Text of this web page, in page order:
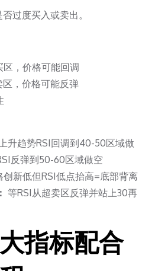
过度买入或卖出。
区，价格可能回调
区，价格可能反弹
升趋势RSI回调到40-50区域做
反弹到50-60区域做空
创新低但RSI低点抬高=底部背离
等RSI从超卖区反弹并站上30再
指标配合